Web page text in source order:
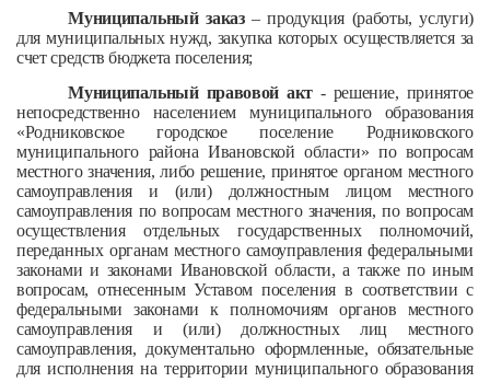
Муниципальный заказ– продукция (работы, услуги)
для муниципальных нужд, закупка которых осуществляется за
счет средств бюджета поселения;
Муниципальный правовой акт- решение, принятое
непосредственно населением муниципального образования
«Родниковское городское поселение Родниковского
муниципального района Ивановской области» по вопросам
местного значения, либо решение, принятое органом местного
самоуправления и (или) должностным лицом местного
самоуправления по вопросам местного значения, по вопросам
осуществления отдельных государственных полномочий,
переданных органам местного самоуправления федеральными
законами и законами Ивановской области, а также по иным
вопросам, отнесенным Уставом поселения в соответствии с
федеральными законами к полномочиям органов местного
самоуправления и (или) должностных лиц местного
самоуправления, документально оформленные, обязательные
для исполнения на территории муниципального образования